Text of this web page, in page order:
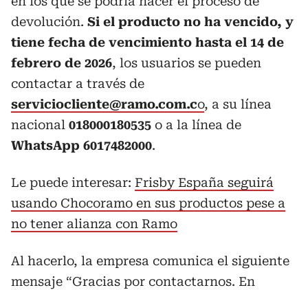
devolución. Si el producto no ha vencido, y
tiene fecha de vencimiento hasta el 14 de
febrero de 2026, los usuarios se pueden
contactar a través de
serviciocliente@ramo.com.co, a su línea
nacional 018000180535 o a la línea de
WhatsApp 6017482000.
Le puede interesar: Frisby España seguirá
usando Chocoramo en sus productos pese a
no tener alianza con Ramo
Al hacerlo, la empresa comunica el siguiente
mensaje “Gracias por contactarnos. En